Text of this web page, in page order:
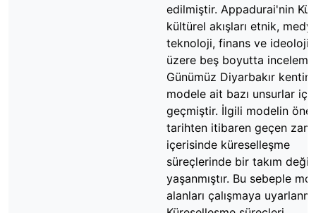
edilmiştir. Appadurai'nin
kültürel akışları etnik,
teknoloji, finans ve ideoloji
üzere beş boyutta
Günümüz Diyarbakır
modele ait bazı unsurlar iç
geçmiştir. İlgili modelin
tarihten itibaren geçen
içerisinde küreselleşme
süreçlerinde bir takım
yaşanmıştır. Bu sebeple
alanları çalışmaya